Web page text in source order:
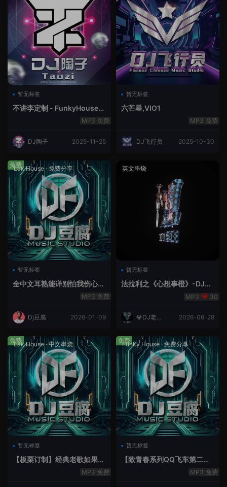
暂无标签
不讲李定制 - FunkyHouse全
免费
DJ陶子 2025-11-25
暂无标签
六芒星,VIO1
免费
DJ飞行员 2025-10-30
Lak House · 免费分享
暂无标签
全中文耳熟能详别怕我伤心
爱的代价lakHouse专辑v59R
免费
Dj豆腐 2026-01-09
免费 英文串烧
暂无标签
法拉利之《心想事橙》-DJ老
30
💎DJ老王
2026-06-28
Lak House · 中文串烧
暂无标签
【板栗订制】经典老歌如果最
后不是你House Lak串烧弹免费
免费 Funky House ·免费分享
暂无标签
【致青春系列QQ飞车第二季
免费
免费